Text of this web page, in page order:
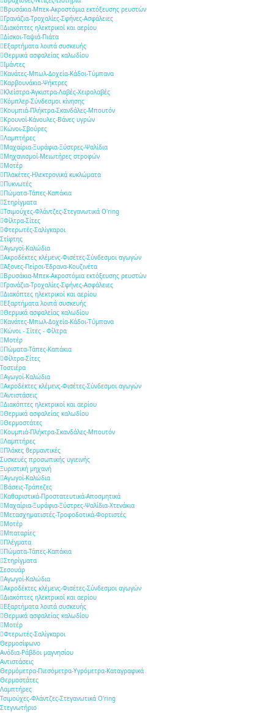
Βρυσάκια-Μπεκ-Ακροστόμια εκτόξευσης ρευστών
Γρανάζια-Τροχαλίες-Σφήνες-Ασφάλειες
Διακόπτες ηλεκτρικοί και αερίου
Δίσκοι-Ταψιά-Πιάτα
Εξαρτήματα λοιπά συσκευής
Θερμικά ασφαλείας καλωδίου
Ιμάντες
Κανάτες-Μπωλ-Δοχεία-Κάδοι-Τύμπανα
Καρβουνάκια-Ψήκτρες
Κλείστρα-Άγκιστρα-Λαβές-Χειρολαβές
Κόμπλερ-Σύνδεσμοι κίνησης
Κουμπιά-Πλήκτρα-Σκανδάλες-Μπουτόν
Κρουνοί-Κάνουλες-Βάνες υγρών
Κώνοι-Σβούρες
Λαμπτήρες
Μαχαίρια-Ξυράφια-Ξύστρες-Ψαλίδια
Μηχανισμοί-Μειωτήρες στροφών
Μοτέρ
Πλακέτες-Ηλεκτρονικά κυκλώματα
Πυκνωτές
Πώματα-Τάπες-Καπάκια
Στηρίγματα
Τσιμούχες-Φλάντζες-Στεγανωτικά O'ring
Φίλτρα-Σίτες
Φτερωτές-Σαλίγκαροι
Στίφτης
Αγωγοί-Καλώδια
Ακροδέκτες κλέμενς-Φισέτες-Σύνδεσμοι αγωγών
Άξονες-Πείροι-Έδρανα-Κουζινέτα
Βρυσάκια-Μπεκ-Ακροστόμια εκτόξευσης ρευστών
Γρανάζια-Τροχαλίες-Σφήνες-Ασφάλειες
Διακόπτες ηλεκτρικοί και αερίου
Εξαρτήματα λοιπά συσκευής
Θερμικά ασφαλείας καλωδίου
Κανάτες-Μπωλ-Δοχεία-Κάδοι-Τύμπανα
Κώνοι - Σίτες - Φίλτρα
Μοτέρ
Πώματα-Τάπες-Καπάκια
Φίλτρα-Σίτες
Τοστιέρα
Αγωγοί-Καλώδια
Ακροδέκτες κλέμενς-Φισέτες-Σύνδεσμοι αγωγών
Αντιστάσεις
Διακόπτες ηλεκτρικοί και αερίου
Θερμικά ασφαλείας καλωδίου
Θερμοστάτες
Κουμπιά-Πλήκτρα-Σκανδάλες-Μπουτόν
Λαμπτήρες
Πλάκες θερμαντικές
Συσκευές προσωπικής υγιεινής
Ξυριστική μηχανή
Αγωγοί-Καλώδια
Βάσεις-Τράπεζες
Καθαριστικά-Προστατευτικά-Αποσμητικά
Μαχαίρια-Ξυράφια-Ξύστρες-Ψαλίδια-Χτενάκια
Μετασχηματιστές-Τροφοδοτικά-Φορτιστές
Μοτέρ
Μπαταρίες
Πλέγματα
Πώματα-Τάπες-Καπάκια
Στηρίγματα
Σεσουάρ
Αγωγοί-Καλώδια
Ακροδέκτες κλέμενς-Φισέτες-Σύνδεσμοι αγωγών
Διακόπτες ηλεκτρικοί και αερίου
Εξαρτήματα λοιπά συσκευής
Θερμικά ασφαλείας καλωδίου
Μοτέρ
Φτερωτές-Σαλίγκαροι
Θερμοσίφωνο
Ανόδια-Ράβδοι μαγνησίου
Αντιστάσεις
Θερμόμετρα-Πιεσόμετρα-Υγρόμετρα-Καταγραφικά
Θερμοστάτες
Λαμπτήρες
Τσιμούχες-Φλάντζες-Στεγανωτικά O'ring
Στεγνωτήριο